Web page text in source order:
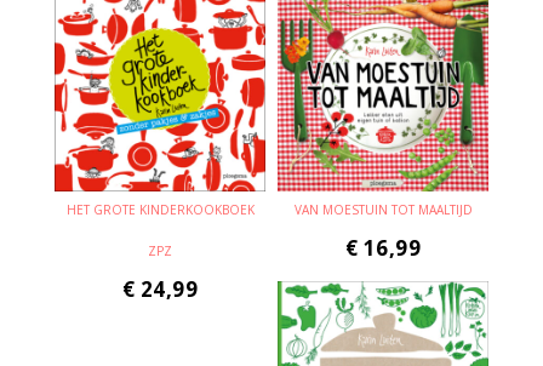
HET GROTE KINDERKOOKBOEK
ZPZ
€ 24,99
VAN MOESTUIN TOT MAALTIJD
€ 16,99